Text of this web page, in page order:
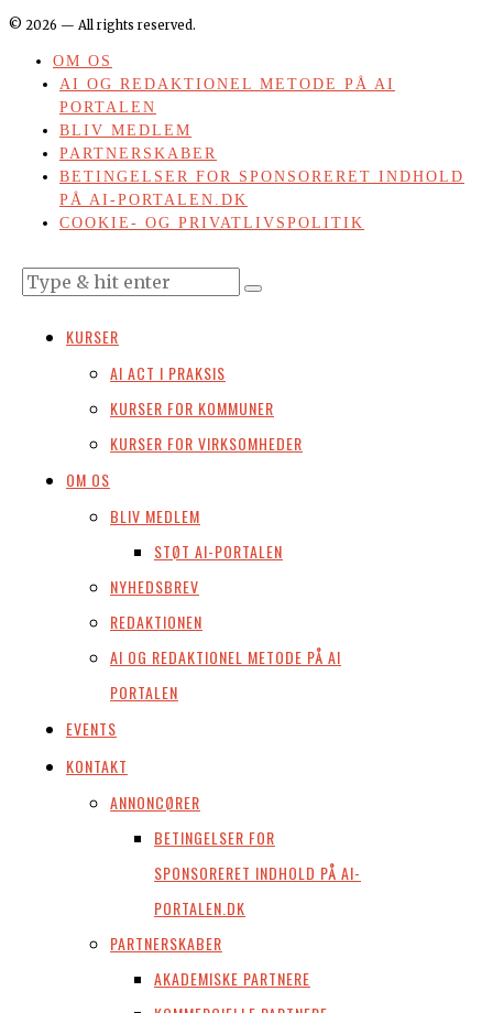
© 2026 — All rights reserved.
OM OS
AI OG REDAKTIONEL METODE PÅ AI
PORTALEN
BLIV MEDLEM
PARTNERSKABER
BETINGELSER FOR SPONSORERET INDHOLD
PÅ AI-PORTALEN.DK
COOKIE- OG PRIVATLIVSPOLITIK
KURSER
AI ACT I PRAKSIS
KURSER FOR KOMMUNER
KURSER FOR VIRKSOMHEDER
OM OS
BLIV MEDLEM
STØT AI-PORTALEN
NYHEDSBREV
REDAKTIONEN
AI OG REDAKTIONEL METODE PÅ AI
PORTALEN
EVENTS
KONTAKT
ANNONCØRER
BETINGELSER FOR
SPONSORERET INDHOLD PÅ AI-
PORTALEN.DK
PARTNERSKABER
AKADEMISKE PARTNERE